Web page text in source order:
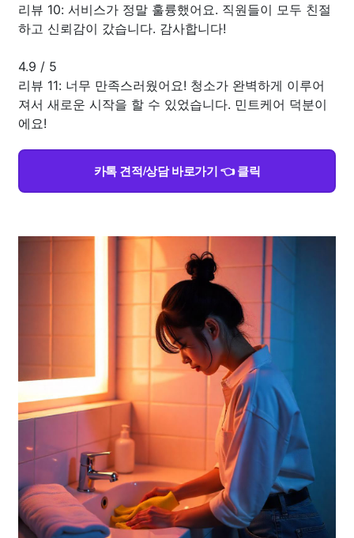
리뷰 10: 서비스가 정말 훌륭했어요. 직원들이 모두 친절
하고 신뢰감이 갔습니다. 감사합니다!
4.9 / 5
리뷰 11: 너무 만족스러웠어요! 청소가 완벽하게 이루어
져서 새로운 시작을 할 수 있었습니다. 민트케어 덕분이
에요!
카톡 견적/상담 바로가기 👈 클릭